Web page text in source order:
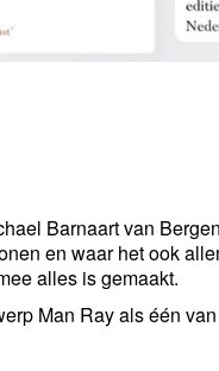
Barnaart van
en waar het ook
alles is gemaakt.
Man Ray als één